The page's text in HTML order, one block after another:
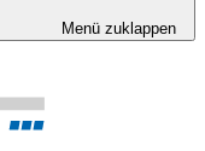
Menü zuklappen